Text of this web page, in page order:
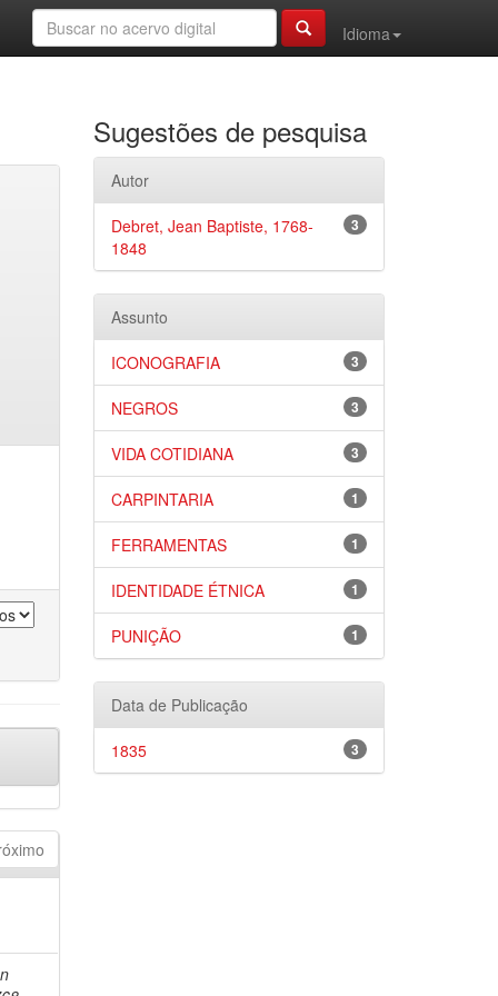
Idioma
Sugestões de pesquisa
Autor
3
Debret, Jean Baptiste, 1768-
1848
Assunto
3
ICONOGRAFIA
3
NEGROS
3
VIDA COTIDIANA
1
CARPINTARIA
1
FERRAMENTAS
1
IDENTIDADE ÉTNICA
1
PUNIÇÃO
Data de Publicação
3
1835